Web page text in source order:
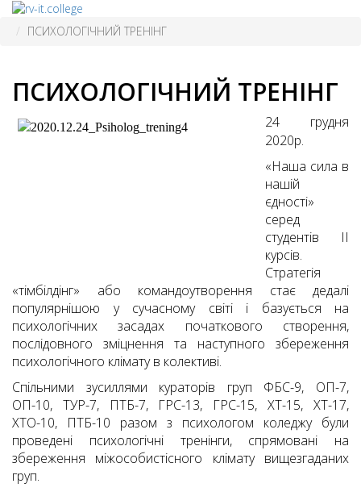
ПСИХОЛОГІЧНИЙ ТРЕНІНГ
ПСИХОЛОГІЧНИЙ ТРЕНІНГ
24 грудня
2020р.
«Наша сила в
нашій
єдності»
серед
студентів ІІ
курсів.
Стратегія
«тімбілдінг» або командоутворення стає дедалі
популярнішою у сучасному світі і базується на
психологічних засадах початкового створення,
послідовного зміцнення та наступного збереження
психологічного клімату в колективі.
Спільними зусиллями кураторів груп ФБС-9, ОП-7,
ОП-10, ТУР-7, ПТБ-7, ГРС-13, ГРС-15, ХТ-15, ХТ-17,
ХТО-10, ПТБ-10 разом з психологом коледжу були
проведені психологічні тренінги, спрямовані на
збереження міжособистісного клімату вищезгаданих
груп.